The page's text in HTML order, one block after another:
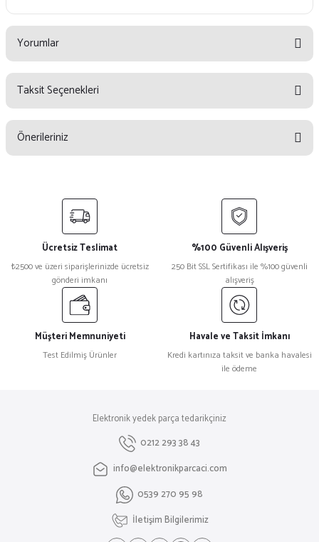
Yorumlar
Yorum Yaz
Taksit Seçenekleri
Önerileriniz
yetersiz gördüğünüz noktaları öneri formunu kullanarak tarafımıza
Görüş ve önerileriniz için teşekkür ederiz.
Ürün resmi kalitesiz, bozuk veya görüntülenemiyor.
Ürün açıklamasında eksik bilgiler bulunuyor.
Ürün bilgilerinde hatalar bulunuyor.
Ürün fiyatı diğer sitelerden daha pahalı.
Bu ürüne benzer farklı alternatifler olmalı.
Gönder
Ücretsiz Teslimat
₺2500 ve üzeri siparişlerinizde ücretsiz
gönderi imkanı
%100 Güvenli Alışveriş
250 Bit SSL Sertifikası ile %100 güvenli
alışveriş
Müşteri Memnuniyeti
Test Edilmiş Ürünler
Havale ve Taksit İmkanı
Kredi kartınıza taksit ve banka havalesi
ile ödeme
Elektronik yedek parça tedarikçiniz
0212 293 38 43
info@elektronikparcaci.com
0539 270 95 98
İletişim Bilgilerimiz